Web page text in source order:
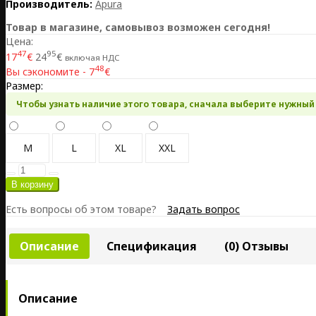
Производитель: Apura
Товар в магазине, самовывоз возможен сегодня!
Цена:
1747€ 2495€ включая НДС
Вы сэкономите - 748€
Размер:
Чтобы узнать наличие этого товара, сначала выберите
M L XL XXL
Есть вопросы об этом товаре? Задать вопрос
Описание Спецификация (0) Отзывы
Описание